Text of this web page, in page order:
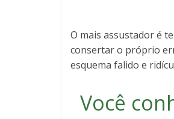
O mais assustador é
consertar o próprio
esquema falido e
Você